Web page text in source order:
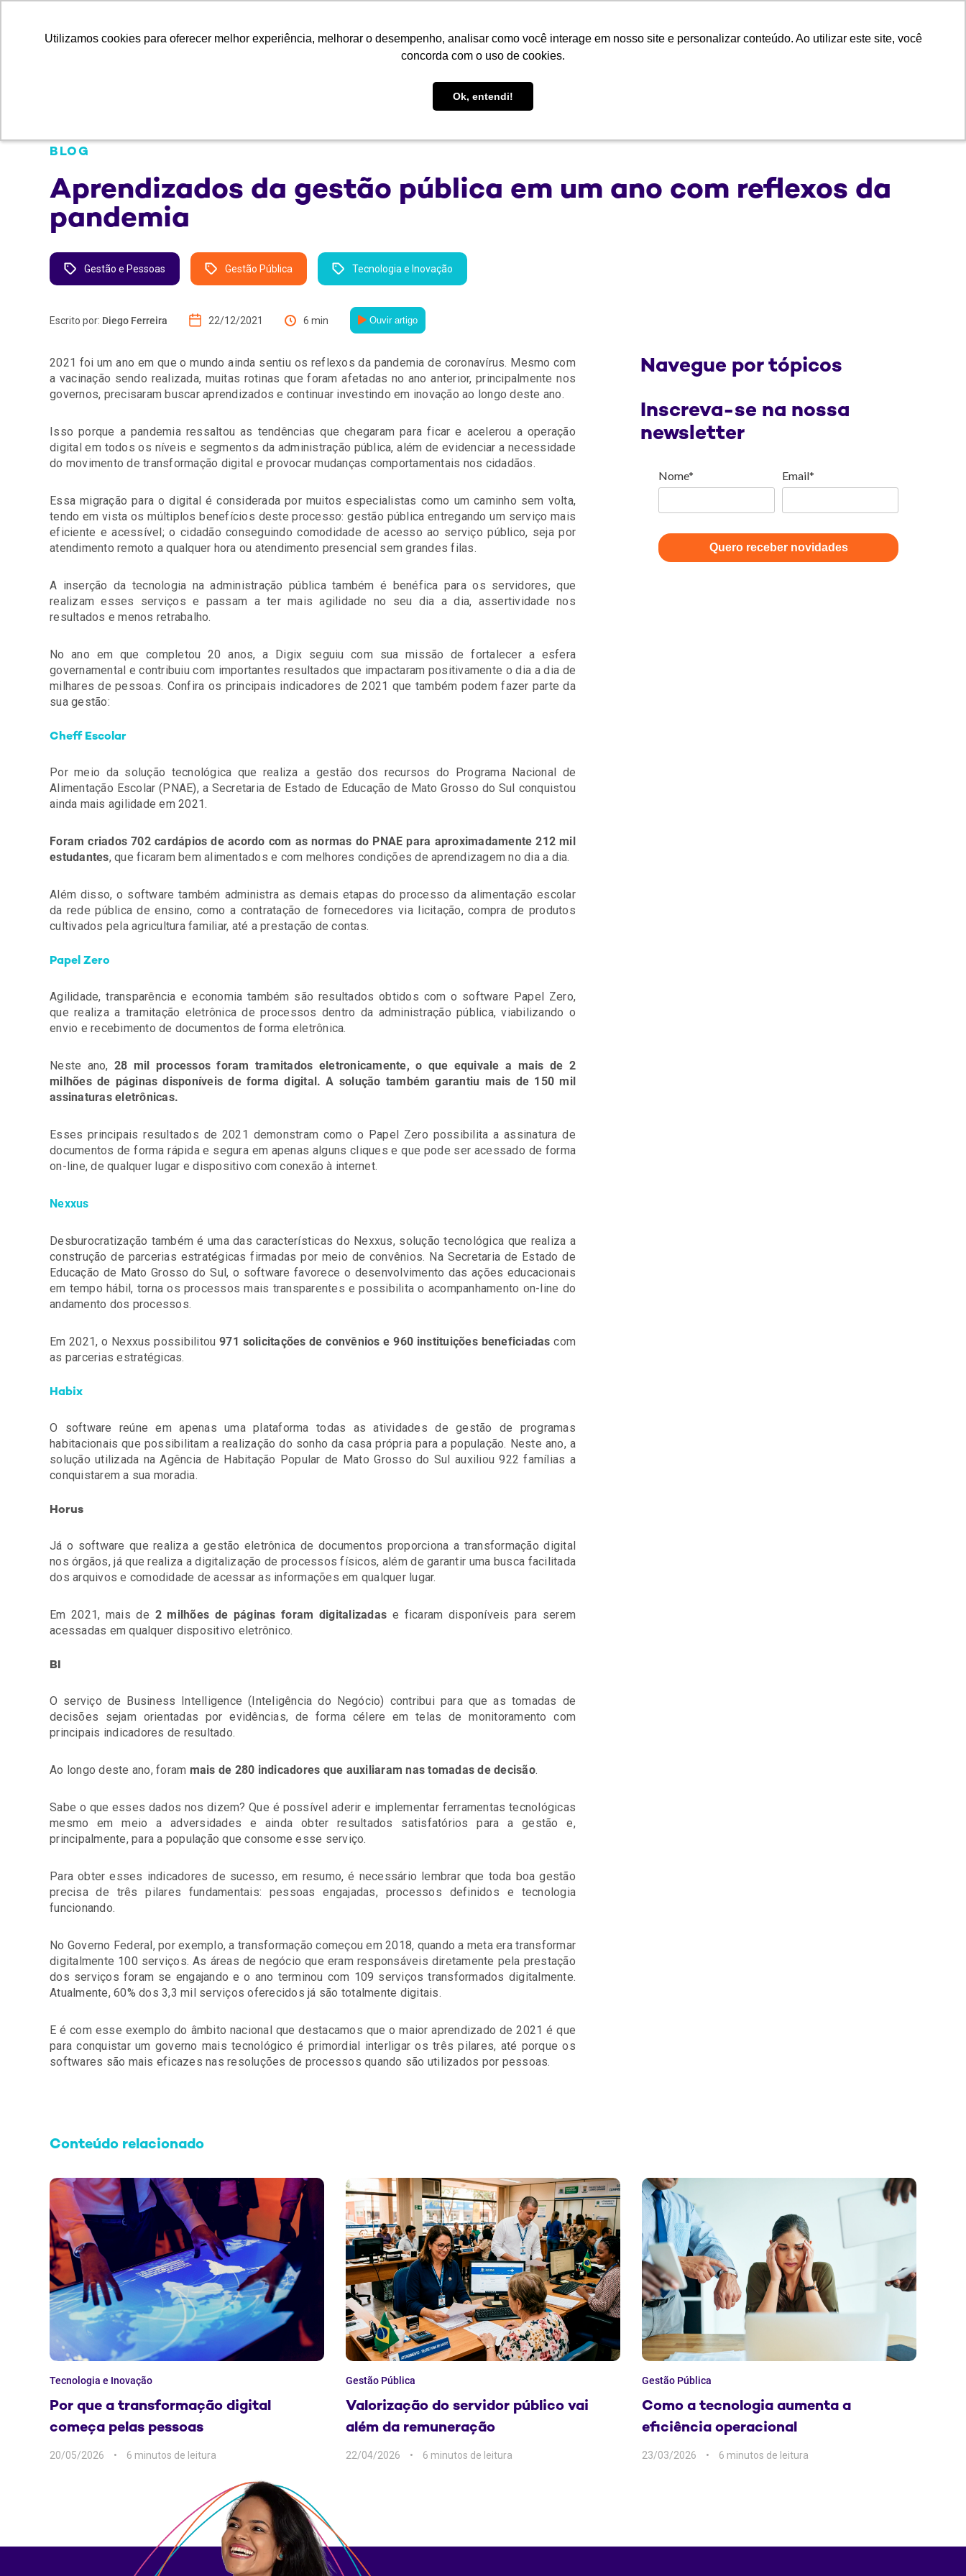
Utilizamos cookies para oferecer melhor experiência, melhorar o desempenho, analisar como você interage em nosso site e personalizar conteúdo. Ao utilizar este site, você
concorda com o uso de cookies.
Ok, entendi!
Utilizamos cookies para oferecer melhor experiência, melhorar o desempenho, analisar como você interage em nosso site e personalizar conteúdo. Ao utilizar este site, você
concorda com o uso de cookies.
Ok, entendi!
Cases Conteúdo Central de Atendimento
BLOG
Aprendizados da gestão pública em um ano com reflexos da
pandemia
Gestão e Pessoas Gestão Pública Tecnologia e Inovação
Escrito por: Diego Ferreira 22/12/2021 6 min Ouvir artigo
2021 foi um ano em que o mundo ainda sentiu os reflexos da pandemia de coronavírus. Mesmo com
a vacinação sendo realizada, muitas rotinas que foram afetadas no ano anterior, principalmente nos
governos, precisaram buscar aprendizados e continuar investindo em inovação ao longo deste ano.
Isso porque a pandemia ressaltou as tendências que chegaram para ficar e acelerou a operação
digital em todos os níveis e segmentos da administração pública, além de evidenciar a necessidade
do movimento de transformação digital e provocar mudanças comportamentais nos cidadãos.
Essa migração para o digital é considerada por muitos especialistas como um caminho sem volta,
tendo em vista os múltiplos benefícios deste processo: gestão pública entregando um serviço mais
eficiente e acessível; o cidadão conseguindo comodidade de acesso ao serviço público, seja por
atendimento remoto a qualquer hora ou atendimento presencial sem grandes filas.
A inserção da tecnologia na administração pública também é benéfica para os servidores, que
realizam esses serviços e passam a ter mais agilidade no seu dia a dia, assertividade nos
resultados e menos retrabalho.
No ano em que completou 20 anos, a Digix seguiu com sua missão de fortalecer a esfera
governamental e contribuiu com importantes resultados que impactaram positivamente o dia a dia de
milhares de pessoas. Confira os principais indicadores de 2021 que também podem fazer parte da
sua gestão:
Cheff Escolar
Por meio da solução tecnológica que realiza a gestão dos recursos do Programa Nacional de
Alimentação Escolar (PNAE), a Secretaria de Estado de Educação de Mato Grosso do Sul conquistou
ainda mais agilidade em 2021.
Foram criados 702 cardápios de acordo com as normas do PNAE para aproximadamente 212 mil
estudantes, que ficaram bem alimentados e com melhores condições de aprendizagem no dia a dia.
Além disso, o software também administra as demais etapas do processo da alimentação escolar
da rede pública de ensino, como a contratação de fornecedores via licitação, compra de produtos
cultivados pela agricultura familiar, até a prestação de contas.
Papel Zero
Agilidade, transparência e economia também são resultados obtidos com o software Papel Zero,
que realiza a tramitação eletrônica de processos dentro da administração pública, viabilizando o
envio e recebimento de documentos de forma eletrônica.
Neste ano, 28 mil processos foram tramitados eletronicamente, o que equivale a mais de 2
milhões de páginas disponíveis de forma digital. A solução também garantiu mais de 150 mil
assinaturas eletrônicas.
Esses principais resultados de 2021 demonstram como o Papel Zero possibilita a assinatura de
documentos de forma rápida e segura em apenas alguns cliques e que pode ser acessado de forma
on-line, de qualquer lugar e dispositivo com conexão à internet.
Nexxus
Desburocratização também é uma das características do Nexxus, solução tecnológica que realiza a
construção de parcerias estratégicas firmadas por meio de convênios. Na Secretaria de Estado de
Educação de Mato Grosso do Sul, o software favorece o desenvolvimento das ações educacionais
em tempo hábil, torna os processos mais transparentes e possibilita o acompanhamento on-line do
andamento dos processos.
Em 2021, o Nexxus possibilitou971 solicitações de convênios e 960 instituições beneficiadas com
as parcerias estratégicas.
Habix
O software reúne em apenas uma plataforma todas as atividades de gestão de programas
habitacionais que possibilitam a realização do sonho da casa própria para a população. Neste ano, a
solução utilizada na Agência de Habitação Popular de Mato Grosso do Sul auxiliou 922 famílias a
conquistarem a sua moradia.
Horus
Já o software que realiza a gestão eletrônica de documentos proporciona a transformação digital
nos órgãos, já que realiza a digitalização de processos físicos, além de garantir uma busca facilitada
dos arquivos e comodidade de acessar as informações em qualquer lugar.
Em 2021, mais de 2 milhões de páginas foram digitalizadas e ficaram disponíveis para serem
acessadas em qualquer dispositivo eletrônico.
BI
O serviço de Business Intelligence (Inteligência do Negócio) contribui para que as tomadas de
decisões sejam orientadas por evidências, de forma célere em telas de monitoramento com
principais indicadores de resultado.
Ao longo deste ano, foram mais de 280 indicadores que auxiliaram nas tomadas de decisão.
Sabe o que esses dados nos dizem? Que é possível aderir e implementar ferramentas tecnológicas
mesmo em meio a adversidades e ainda obter resultados satisfatórios para a gestão e,
principalmente, para a população que consome esse serviço.
Para obter esses indicadores de sucesso, em resumo, é necessário lembrar que toda boa gestão
precisa de três pilares fundamentais: pessoas engajadas, processos definidos e tecnologia
funcionando.
No Governo Federal, por exemplo, a transformação começou em 2018, quando a meta era transformar
digitalmente 100 serviços. As áreas de negócio que eram responsáveis diretamente pela prestação
dos serviços foram se engajando e o ano terminou com 109 serviços transformados digitalmente.
Atualmente, 60% dos 3,3 mil serviços oferecidos já são totalmente digitais.
E é com esse exemplo do âmbito nacional que destacamos que o maior aprendizado de 2021 é que
para conquistar um governo mais tecnológico é primordial interligar os três pilares, até porque os
softwares são mais eficazes nas resoluções de processos quando são utilizados por pessoas.
Navegue por tópicos
Inscreva-se na nossa
newsletter
Nome* Email*
Quero receber novidades
Conteúdo relacionado
Tecnologia e Inovação
Por que a transformação digital
começa pelas pessoas
20/05/2026 6 min
Gestão Pública
Valorização do servidor público vai
além da remuneração
22/04/2026 6 min
Gestão Pública
Como a tecnologia aumenta a
eficiência operacional
23/03/2026 6 min